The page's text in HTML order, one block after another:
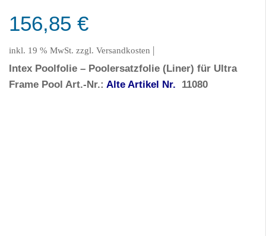
156,85 €
inkl. 19 % MwSt. zzgl. Versandkosten |
Intex Poolfolie – Poolersatzfolie (Liner) für Ultra
Frame Pool Art.-Nr.: Alte Artikel Nr. 11080